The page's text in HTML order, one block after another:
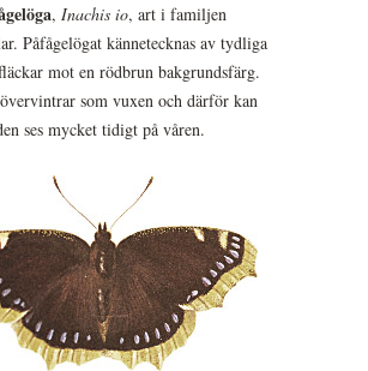
, Inachis io, art i familjen
Påfågelögat kännetecknas av tydliga
mot en rödbrun bakgrundsfärg.
som vuxen och därför kan
ses mycket tidigt på våren.